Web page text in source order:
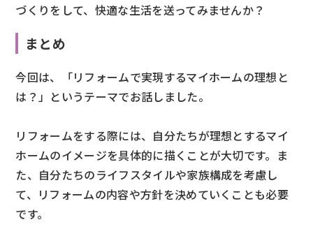
づくりをして、快適な生活を送ってみませんか？
まとめ
今回は、「リフォームで実現するマイホームの理想と
は？」というテーマでお話しました。
リフォームをする際には、自分たちが理想とするマイ
ホームのイメージを具体的に描くことが大切です。ま
た、自分たちのライフスタイルや家族構成を考慮し
て、リフォームの内容や方針を決めていくことも必要
です。